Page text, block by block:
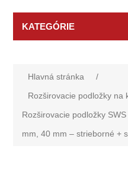
KATEGÓRIE
Hlavná stránka
/
Rozširovacie podložky na
Rozširovacie podložky
mm, 40 mm – strieborné +